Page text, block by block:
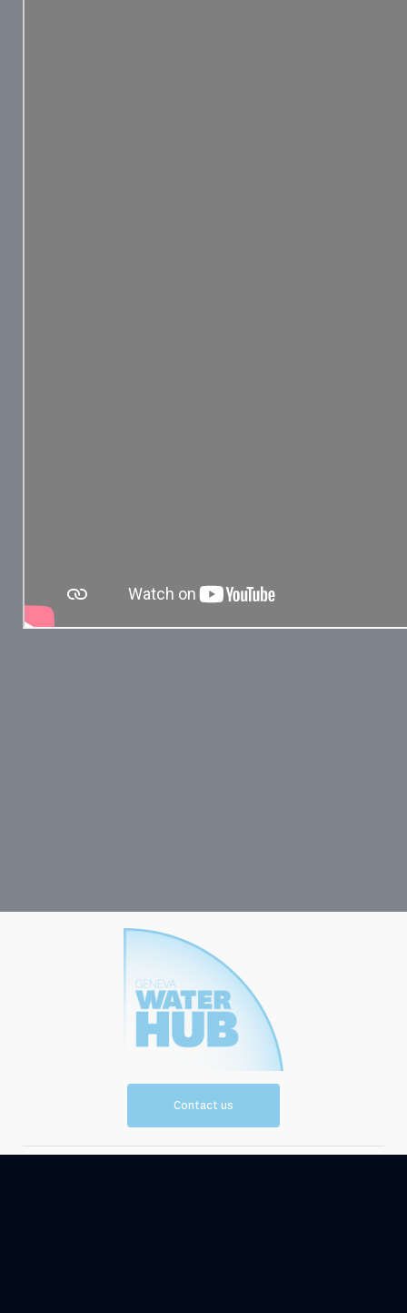
Contact us